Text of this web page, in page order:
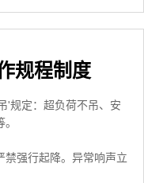
规程制度
'规定：超负荷不吊、安
禁强行起降。异常响声立